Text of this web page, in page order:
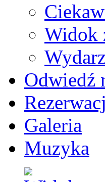
Widok
Odwiedź
Galeria
Muzyka